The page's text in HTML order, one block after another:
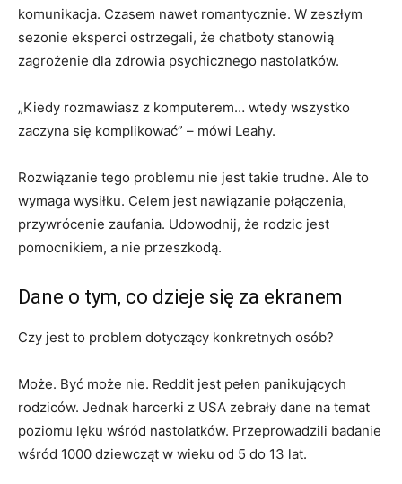
komunikacja. Czasem nawet romantycznie. W zeszłym
sezonie eksperci ostrzegali, że chatboty stanowią
zagrożenie dla zdrowia psychicznego nastolatków.
„Kiedy rozmawiasz z komputerem… wtedy wszystko
zaczyna się komplikować” – mówi Leahy.
Rozwiązanie tego problemu nie jest takie trudne. Ale to
wymaga wysiłku. Celem jest nawiązanie połączenia,
przywrócenie zaufania. Udowodnij, że rodzic jest
pomocnikiem, a nie przeszkodą.
Dane o tym, co dzieje się za ekranem
Czy jest to problem dotyczący konkretnych osób?
Może. Być może nie. Reddit jest pełen panikujących
rodziców. Jednak harcerki z USA zebrały dane na temat
poziomu lęku wśród nastolatków. Przeprowadzili badanie
wśród 1000 dziewcząt w wieku od 5 do 13 lat.